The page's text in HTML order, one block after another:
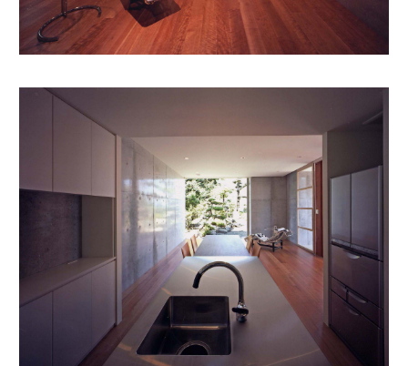
ABOUT
SERVICE
WORKS
JOURNAL
RECRUIT